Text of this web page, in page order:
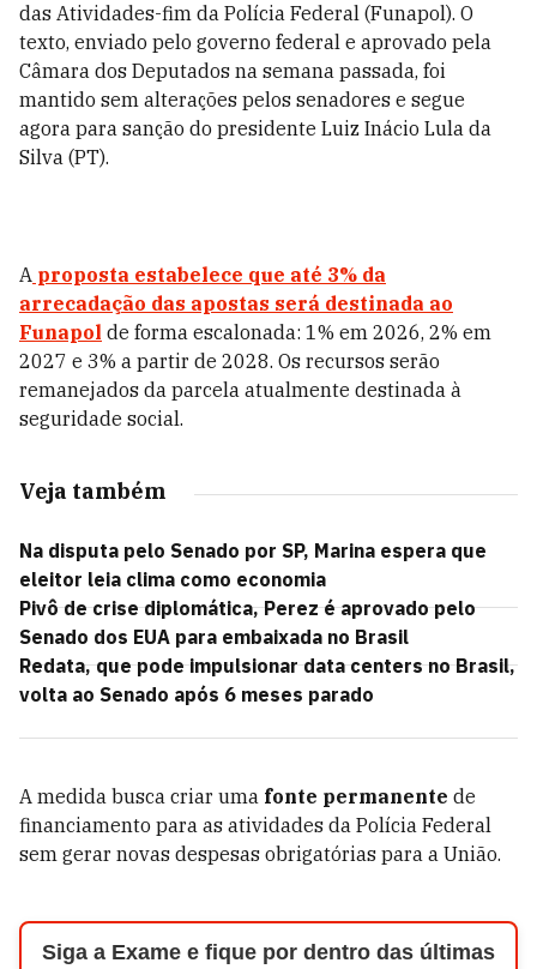
das Atividades-fim da Polícia Federal (Funapol). O
texto, enviado pelo governo federal e aprovado pela
Câmara dos Deputados na semana passada, foi
mantido sem alterações pelos senadores e segue
agora para sanção do presidente Luiz Inácio Lula da
Silva (PT).
A proposta estabelece que até 3% da
arrecadação das apostas será destinada ao
Funapol de forma escalonada: 1% em 2026, 2% em
2027 e 3% a partir de 2028. Os recursos serão
remanejados da parcela atualmente destinada à
seguridade social.
Veja também
Na disputa pelo Senado por SP, Marina espera que
eleitor leia clima como economia
Pivô de crise diplomática, Perez é aprovado pelo
Senado dos EUA para embaixada no Brasil
Redata, que pode impulsionar data centers no Brasil,
volta ao Senado após 6 meses parado
A medida busca criar uma fonte permanente de
financiamento para as atividades da Polícia Federal
sem gerar novas despesas obrigatórias para a União.
Siga a Exame e fique por dentro das últimas